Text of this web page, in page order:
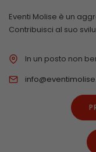
Eventi Molise è un
Contribuisci al suo
In un posto non